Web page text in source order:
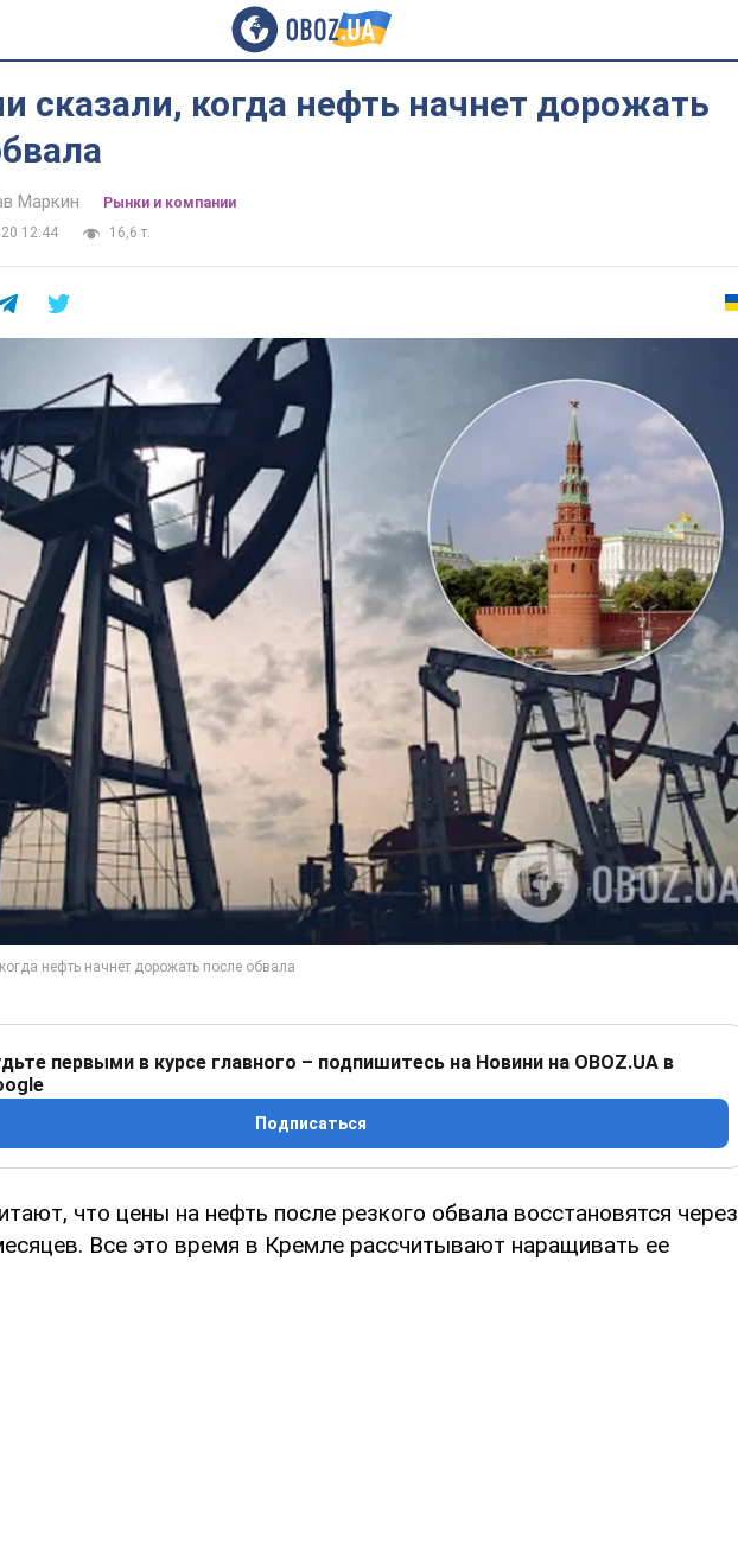
сказали, когда нефть начнет дорожать
Маркин
Рынки и компании
12:44
16,6 т.
первыми в курсе главного – подпишитесь на Новини на OBOZ.UA в
Подписаться
что цены на нефть после резкого обвала восстановятся через
Все это время в Кремле рассчитывают наращивать ее